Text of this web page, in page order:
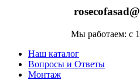
Мы работаем: с
Наш каталог
Вопросы и Ответы
Монтаж